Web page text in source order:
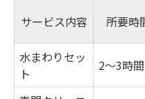
ハウスクリー
強化
岡山県岡山市南
頼するなら
サービス内容 所要時
水まわりセッ
ト
2～3時間